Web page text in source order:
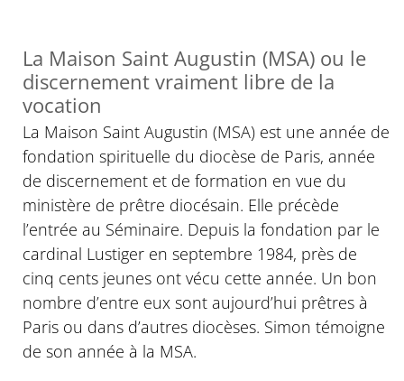
La Maison Saint Augustin (MSA) ou le
discernement vraiment libre de la
vocation
La Maison Saint Augustin (MSA) est une année de
fondation spirituelle du diocèse de Paris, année
de discernement et de formation en vue du
ministère de prêtre diocésain. Elle précède
l’entrée au Séminaire. Depuis la fondation par le
cardinal Lustiger en septembre 1984, près de
cinq cents jeunes ont vécu cette année. Un bon
nombre d’entre eux sont aujourd’hui prêtres à
Paris ou dans d’autres diocèses. Simon témoigne
de son année à la MSA.